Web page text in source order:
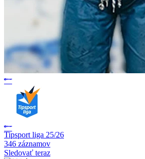
Tipsport liga 25/26
346 záznamov
Sledovať teraz